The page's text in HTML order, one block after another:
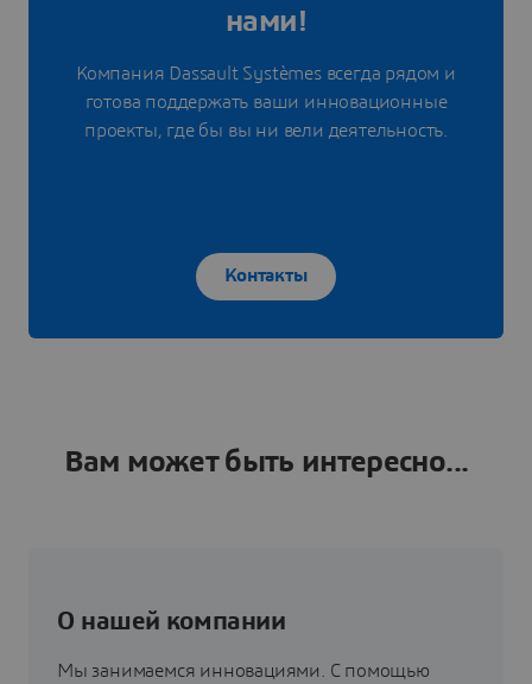
нами!
Компания Dassault Systèmes всегда рядом и
готова поддержать ваши инновационные
проекты, где бы вы ни вели деятельность.
Контакты
Вам может быть интересно...
О нашей компании
Мы занимаемся инновациями. С помощью